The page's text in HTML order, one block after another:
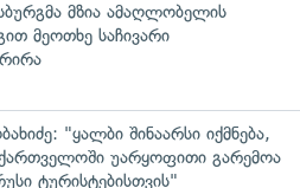
მზია ამაღლობელის
მეოთხე საჩივარი
"ყალბი შინაარსი იქმნება,
უარყოფითი გარემოა
ტურისტებისთვის"